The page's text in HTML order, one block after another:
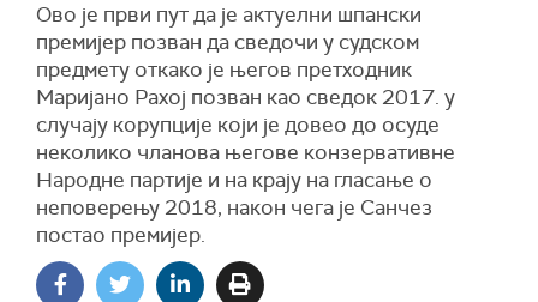
Ово је први пут да је актуелни шпански
премијер позван да сведочи у судском
предмету откако је његов претходник
Маријано Рахој позван као сведок 2017. у
случају корупције који је довео до осуде
неколико чланова његове конзервативне
Народне партије и на крају на гласање о
неповерењу 2018, након чега је Санчез
постао премијер.